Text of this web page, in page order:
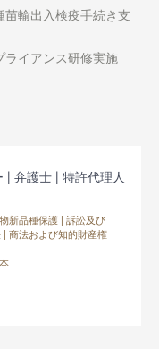
輸出入検疫手続き支
ライアンス研修実施
| 弁護士 | 特許代理人
新品種保護 | 訴訟及び
| 商法および知的財産権